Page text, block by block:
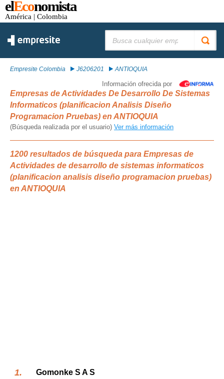
elEconomista
América | Colombia
Empresite Colombia J6206201 ANTIOQUIA
Información ofrecida por
Empresas de Actividades De Desarrollo De Sistemas
Informaticos (planificacion Analisis Diseño
Programacion Pruebas) en ANTIOQUIA
(Búsqueda realizada por el usuario) Ver más información
1200 resultados de búsqueda para Empresas de
Actividades de desarrollo de sistemas informaticos
(planificacion analisis diseño programacion pruebas)
en ANTIOQUIA
Gomonke S A S